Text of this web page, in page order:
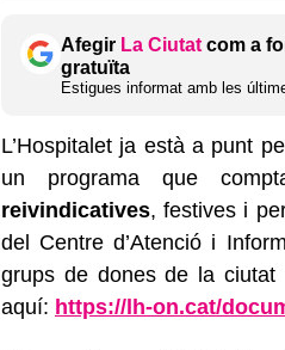
Afegir La Ciutatcom a
gratuïta
Estigues informat amb les
L’Hospitalet ja està a punt
un programa que
reivindicatives, festives i
del Centre d’Atenció i
grups de dones de la ciutat
aquí: https://lh-on.cat/